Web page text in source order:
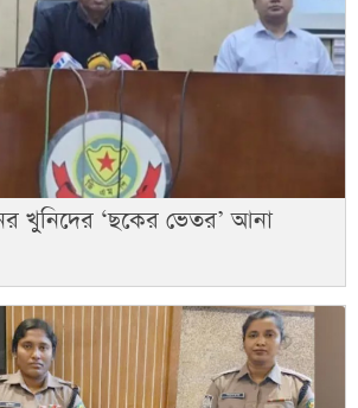
খুনিদের ‘ছকের ভেতর’ আনা